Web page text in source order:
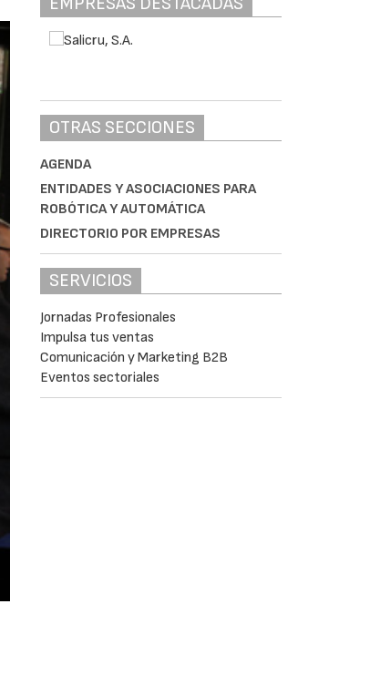
OTRAS SECCIONES
AGENDA
ENTIDADES Y ASOCIACIONES PARA
ROBÓTICA Y AUTOMÁTICA
DIRECTORIO POR EMPRESAS
SERVICIOS
Jornadas Profesionales
Impulsa tus ventas
Comunicación y Marketing B2B
Eventos sectoriales